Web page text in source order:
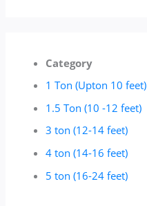
Category
1 Ton (Upton 10 feet)
1.5 Ton (10 -12 feet)
3 ton (12-14 feet)
4 ton (14-16 feet)
5 ton (16-24 feet)